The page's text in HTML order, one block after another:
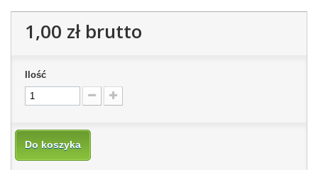
1,00 złbrutto
Ilość
Do koszyka